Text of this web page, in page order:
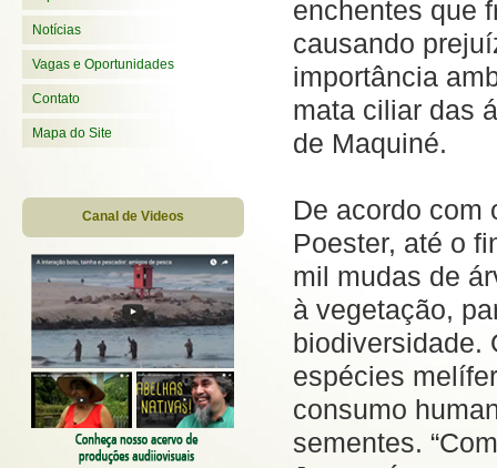
Notícias
Vagas e Oportunidades
Contato
Mapa do Site
Canal de Videos
enchentes que
causando
importância
mata ciliar das
de Maquiné.
De acordo com
Poester, até o
mil mudas de
à vegetação,
biodiversidade.
espécies
consumo
sementes.